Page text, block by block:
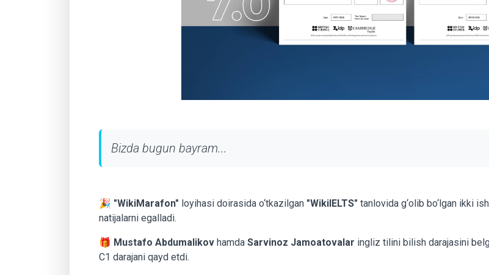
Bizda bugun bayram...
🎉 "WikiMarafon" loyihasi doirasida o‘tkazilgan "WikiIELTS" tanlovida g‘olib bo‘lgan ikki
natijalarni egalladi.
🎁 Mustafo Abdumalikov hamda Sarvinoz Jamoatovalar ingliz tilini bilish darajasini
C1 darajani qayd etdi.